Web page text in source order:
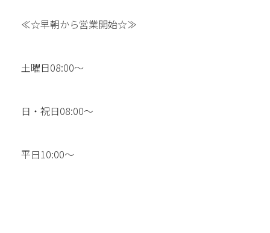
≪☆早朝から営業開始☆≫
土曜日08:00〜
日・祝日08:00〜
平日10:00〜